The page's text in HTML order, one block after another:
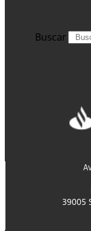
Buscar
39005